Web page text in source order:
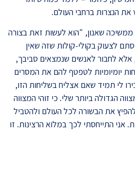
הנצרות ברחבי העולם.
ממשיכה שאנון, "הוא לעשות זאת בצורה
לצעוק בקולי-קולות שזה שאין
אלא לחבור לאנשים שנמצאים סביבך,
יומיומיות לטפטף להם את המסרים
לי תמיד שאם אצליח בשליחות הזו,
הגדולה ביותר שלי. כי זוהי המצווה
להפיץ את הבשורה לכל העולם ולהטביל
אני התייחסתי לכך במלוא הרצינות. זו